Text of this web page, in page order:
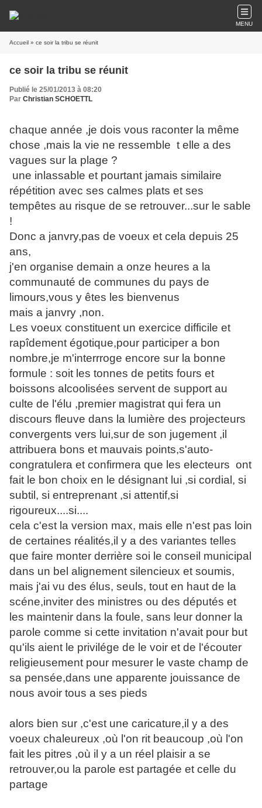
MENU
Accueil » ce soir la tribu se réunit
ce soir la tribu se réunit
Publié le 25/01/2013 à 08:20
Par Christian SCHOETTL
chaque année ,je dois vous raconter la même
chose ,mais la vie ne ressemble t elle a des
vagues sur la plage ?
une inlassable et pourtant jamais similaire
répétition avec ses calmes plats et ses
tempêtes au risque de se retrouver...sur le sable
!
Donc a janvry,pas de voeux et cela depuis 25
ans,
j'en organise demain a onze heures a la
communauté de communes du pays de
limours,vous y êtes les bienvenus
mais a janvry ,non.
Les voeux constituent un exercice difficile et
rapîdement égotique,pour participer a bon
nombre,je m'interrroge encore sur la bonne
formule : soit les tonnes de petits fours et
boissons alcoolisées servent de support au
culte de l'élu ,premier magistrat qui fera un
discours fleuve dans la lumière des projecteurs
convergents vers lui,sur de son jugement ,il
attribuera bons et mauvais points,s'auto-
congratulera et confirmera que les electeurs ont
fait le bon choix en le désignant lui ,si cordial, si
subtil, si entreprenant ,si attentif,si
rigoureux....si....
cela c'est la version max, mais elle n'est pas loin
de certaines réalités,il y a des variantes telles
que faire monter derrière soi le conseil municipal
dans un bel alignement silencieux et soumis,
mais j'ai vu des élus, seuls, tout en haut de la
scéne,inviter des ministres ou des députés et
les maintenir dans la foule, sans leur donner la
parole comme si cette invitation n'avait pour but
qu'ils aient le privilége de le voir et de l'écouter
religieusement pour mesurer le vaste champ de
sa pensée,dans une apparente jouissance de
nous avoir tous a ses pieds
alors bien sur ,c'est une caricature,il y a des
voeux chaleureux ,où l'on rit beaucoup ,où l'on
fait les pitres ,où il y a un réel plaisir a se
retrouver,ou la parole est partagée et celle du
partage